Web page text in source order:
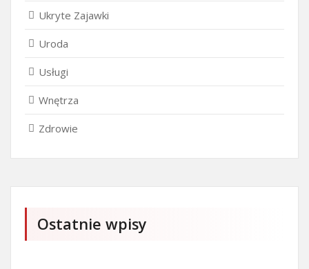
Ukryte Zajawki
Uroda
Usługi
Wnętrza
Zdrowie
Ostatnie wpisy